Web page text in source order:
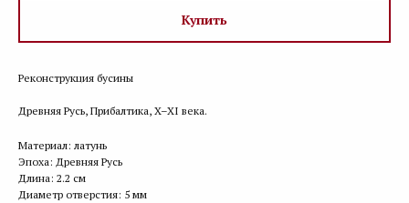
Купить
Реконструкция бусины
Древняя Русь, Прибалтика, X–XI века.
Материал: латунь
Эпоха: Древняя Русь
Длина: 2.2 см
Диаметр отверстия: 5 мм